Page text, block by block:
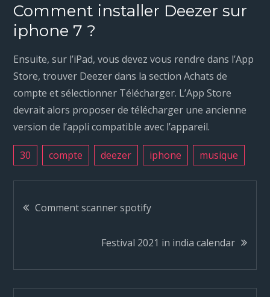
Comment installer Deezer sur
iphone 7 ?
Ensuite, sur l’iPad, vous devez vous rendre dans l’App
Store, trouver Deezer dans la section Achats de
compte et sélectionner Télécharger. L’App Store
devrait alors proposer de télécharger une ancienne
version de l’appli compatible avec l’appareil.
30 compte deezer iphone musique
N
v
Comment scanner spotify
Festival 2021 in india calendar